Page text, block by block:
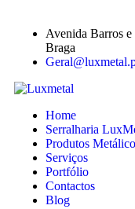
Avenida Barros
Braga
Home
Serralharia
Produtos
Serviços
Portfólio
Contactos
Blog